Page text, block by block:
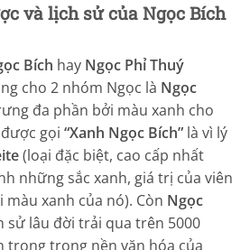
và lịch sử của Ngọc Bích
Bích hay Ngọc Phỉ Thuý
cho 2 nhóm Ngọc là Ngọc
đa phần bởi màu xanh cho
gọi “Xanh Ngọc Bích” là vì lý
(loại đặc biệt, cao cấp nhất
những sắc xanh, giá trị của viên
xanh của nó). Còn Ngọc
sử lâu đời trải qua trên 5000
trọng trong nền văn hóa của